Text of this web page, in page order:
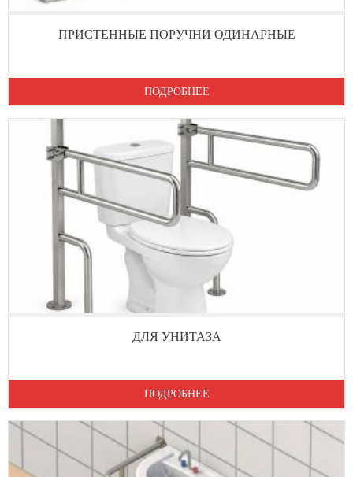
ПРИСТЕННЫЕ ПОРУЧНИ ОДИНАРНЫЕ
ПОДРОБНЕЕ
ДЛЯ УНИТАЗА
ПОДРОБНЕЕ